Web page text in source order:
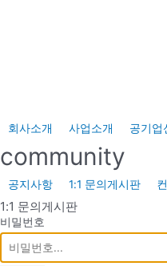
뛰
기
회사소개 사업소개 공기업
community
공지사항 1:1 문의게시판
1:1 문의게시판
비밀번호